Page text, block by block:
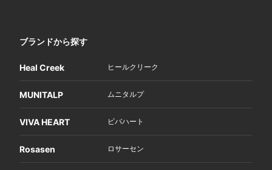
ブランドから探す
Heal Creek ヒールクリーク
MUNITALP ムニタルプ
VIVA HEART ビバハート
Rosasen ロサーセン